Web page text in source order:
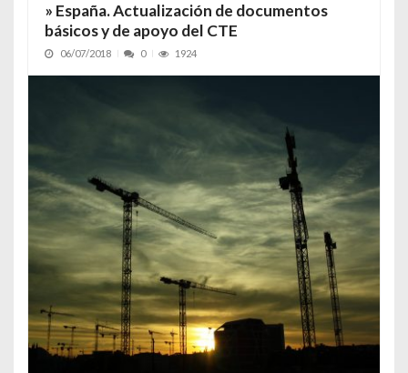
» España. Actualización de documentos
básicos y de apoyo del CTE
06/07/2018 0 1924